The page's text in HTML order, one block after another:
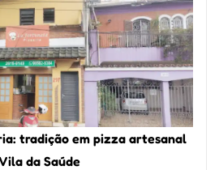
Manga
Se
Tornou
Um
dos
Restaurantes
Mais
tradição em pizza artesanal
da Saúde